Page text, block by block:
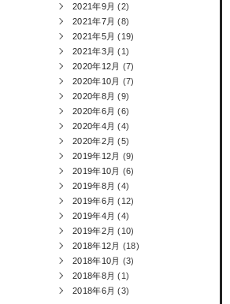
2021年9月 (2)
2021年7月 (8)
2021年5月 (19)
2021年3月 (1)
2020年12月 (7)
2020年10月 (7)
2020年8月 (9)
2020年6月 (6)
2020年4月 (4)
2020年2月 (5)
2019年12月 (9)
2019年10月 (6)
2019年8月 (4)
2019年6月 (12)
2019年4月 (4)
2019年2月 (10)
2018年12月 (18)
2018年10月 (3)
2018年8月 (1)
2018年6月 (3)